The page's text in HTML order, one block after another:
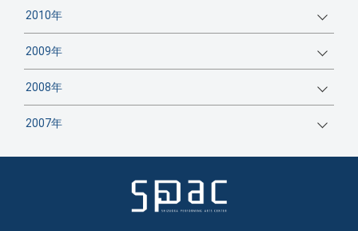
2010年
2009年
2008年
2007年